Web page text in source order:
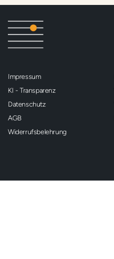
Impressum
KI - Transparenz
Datenschutz
AGB
Widerrufsbelehrung